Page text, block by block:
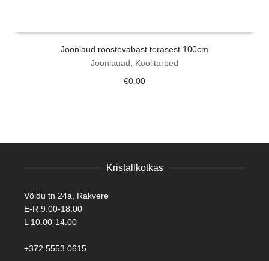
Joonlaud roostevabast terasest 100cm
Joonlauad, Koolitarbed
€0.00
Kristallkotkas
Võidu tn 24a, Rakvere
E-R 9:00-18:00
L 10:00-14:00
+372 5553 0615